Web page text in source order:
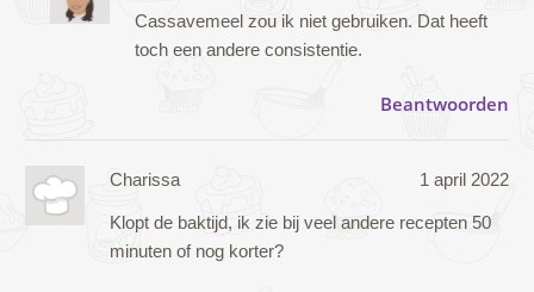
Cassavemeel zou ik niet gebruiken. Dat heeft
toch een andere consistentie.
Beantwoorden
Charissa 1 april 2022
Klopt de baktijd, ik zie bij veel andere recepten 50
minuten of nog korter?